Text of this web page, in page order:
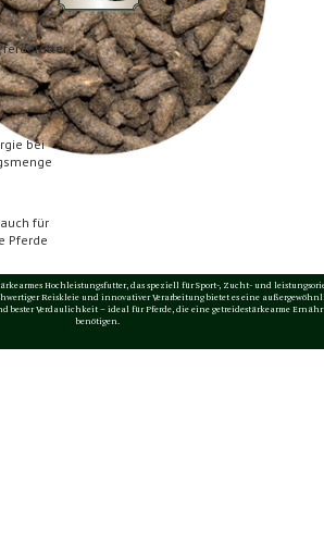
bei
für
Pferde
Hochleistungsfutter, das speziell für Sport-, Zucht- und
Reiskleie und innovativer Verarbeitung bietet es eine
bester Verdaulichkeit – ideal für Pferde, die eine getreidestärkearme
benötigen.